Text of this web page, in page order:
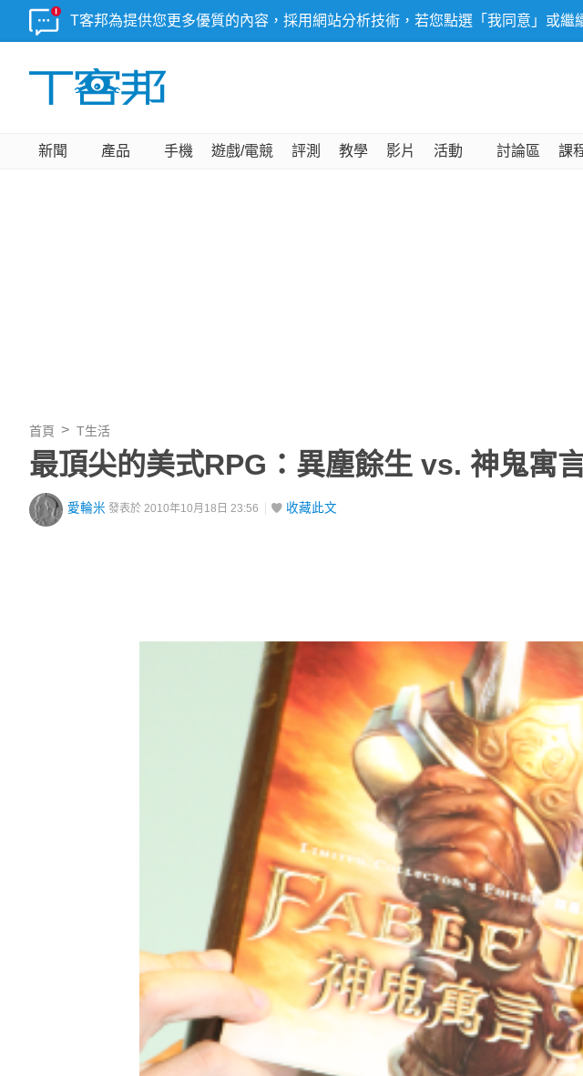
T客邦為提供您更多優質的內容，採用網站分析技術，若您點選「我同意」或繼
新聞 產品 手機 遊戲/電競 評測 教學 影片 活動 討論區 課
首頁 T生活
最頂尖的美式RPG：異塵餘生 vs. 神鬼寓
愛輪米 發表於 2010年10月18日 23:56 收藏此文